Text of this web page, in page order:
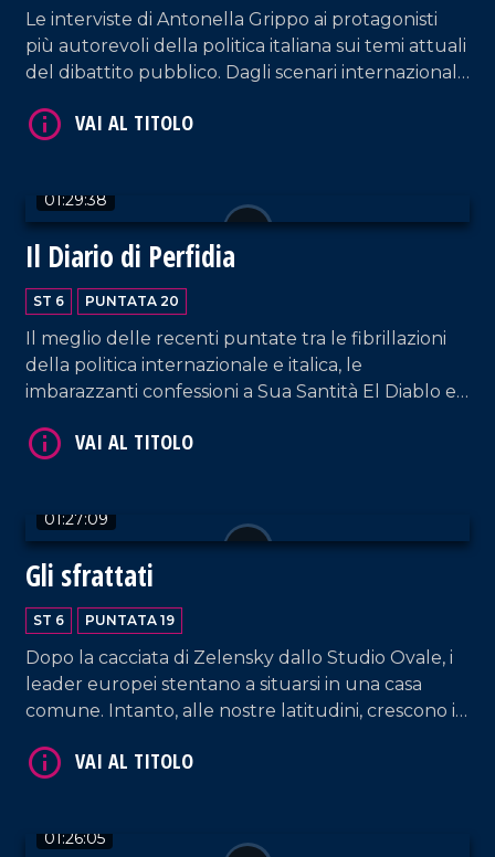
Le interviste di Antonella Grippo ai protagonisti
più autorevoli della politica italiana sui temi attuali
del dibattito pubblico. Dagli scenari internazionali
della vicenda repubblicana.
01:29:38
Il Diario di Perfidia
ST 6 PUNTATA 20
Il meglio delle recenti puntate tra le fibrillazioni
della politica internazionale e italica, le
imbarazzanti confessioni a Sua Santità El Diablo e i
opposte fazioni.
01:27:09
Gli sfrattati
ST 6 PUNTATA 19
Dopo la cacciata di Zelensky dallo Studio Ovale, i
leader europei stentano a situarsi in una casa
comune. Intanto, alle nostre latitudini, crescono i
presenza dell' "amministratore" Matteo, mentre
centrino ricamato al telaietto tentano
01:26:05
VAI AL TITOLO
VAI AL TITOLO